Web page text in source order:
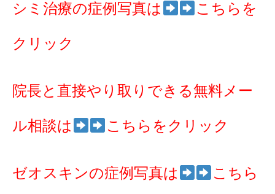
シミ治療の症例写真は こちらを
クリック
院長と直接やり取りできる無料メー
ル相談は こちらをクリック
ゼオスキンの症例写真は こちら